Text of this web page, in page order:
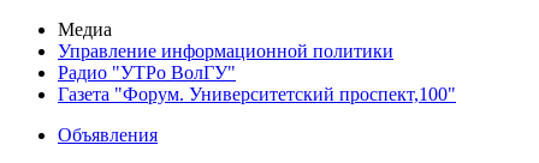
Медиа
Управление информационной политики
Радио "УТРо ВолГУ"
Газета "Форум. Университетский проспект,100"
Объявления